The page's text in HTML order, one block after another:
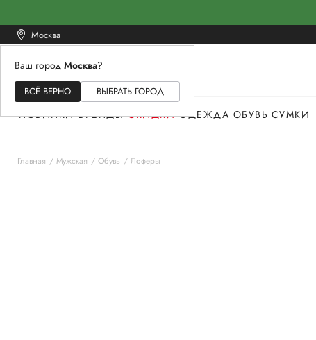
Москва
Ваш город Москва?
ВСЁ ВЕРНО ВЫБРАТЬ ГОРОД
ЖЕНСКОЕМУЖСКОЕ
НОВИНКИ БРЕНДЫ СКИДКИ ОДЕЖДА ОБУВЬ СУМКИ
Главная Мужская Обувь Лоферы